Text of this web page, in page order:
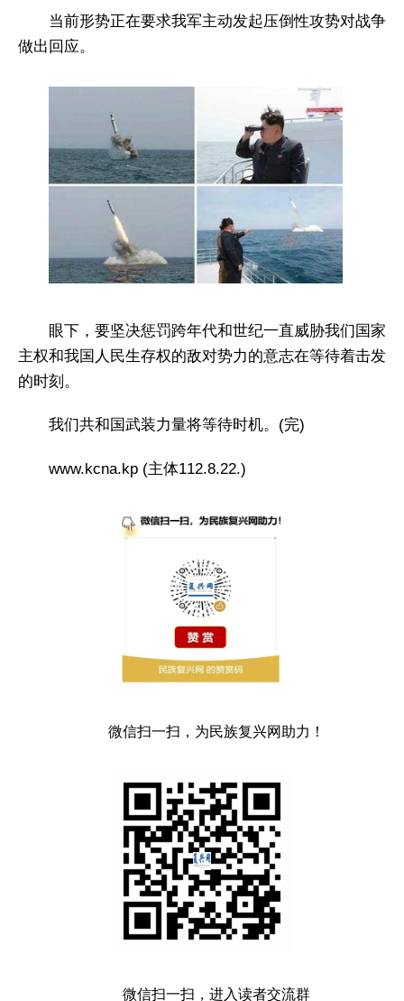
当前形势正在要求我军主动发起压倒性攻势对战争
做出回应。
眼下，要坚决惩罚跨年代和世纪一直威胁我们国家
主权和我国人民生存权的敌对势力的意志在等待着击发
的时刻。
我们共和国武装力量将等待时机。(完)
www.kcna.kp (主体112.8.22.)
微信扫一扫，为民族复兴网助力！
微信扫一扫，进入读者交流群